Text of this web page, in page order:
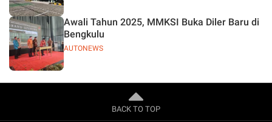
AUTONEWS
Awali Tahun 2025, MMKSI Buka Diler Baru di
Bengkulu
BACK TO TOP